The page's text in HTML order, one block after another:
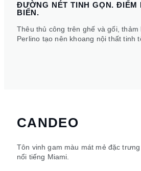
ĐƯỜNG NÉT TINH GỌN. ĐIỂM
BIỂN.
Thêu thủ công trên ghế và gối, thảm
Perlino tạo nên khoang nội thất tinh
CANDEO
Tôn vinh gam màu mát mẻ đặc
nổi tiếng Miami.